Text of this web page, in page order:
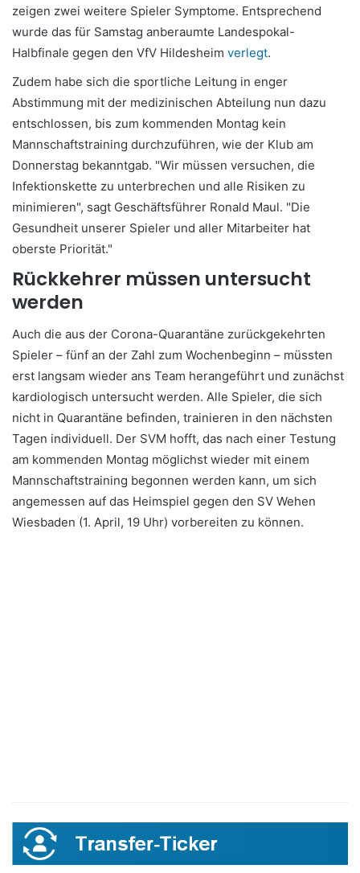
zeigen zwei weitere Spieler Symptome. Entsprechend
wurde das für Samstag anberaumte Landespokal-
Halbfinale gegen den VfV Hildesheim verlegt.
Zudem habe sich die sportliche Leitung in enger
Abstimmung mit der medizinischen Abteilung nun dazu
entschlossen, bis zum kommenden Montag kein
Mannschaftstraining durchzuführen, wie der Klub am
Donnerstag bekanntgab. "Wir müssen versuchen, die
Infektionskette zu unterbrechen und alle Risiken zu
minimieren", sagt Geschäftsführer Ronald Maul. "Die
Gesundheit unserer Spieler und aller Mitarbeiter hat
oberste Priorität."
Rückkehrer müssen untersucht
werden
Auch die aus der Corona-Quarantäne zurückgekehrten
Spieler – fünf an der Zahl zum Wochenbeginn – müssten
erst langsam wieder ans Team herangeführt und zunächst
kardiologisch untersucht werden. Alle Spieler, die sich
nicht in Quarantäne befinden, trainieren in den nächsten
Tagen individuell. Der SVM hofft, das nach einer Testung
am kommenden Montag möglichst wieder mit einem
Mannschaftstraining begonnen werden kann, um sich
angemessen auf das Heimspiel gegen den SV Wehen
Wiesbaden (1. April, 19 Uhr) vorbereiten zu können.